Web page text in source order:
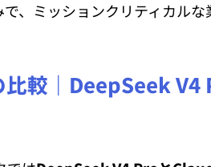
、ミッションクリティカル
比較｜DeepSeek